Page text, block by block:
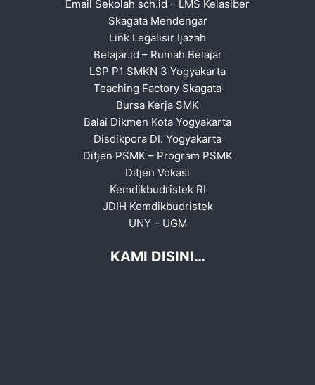
Email Sekolah sch.id – LMS Kelasiber
Skagata Mendengar
Link Legalisir Ijazah
Belajar.id – Rumah Belajar
LSP P1 SMKN 3 Yogyakarta
Teaching Factory Skagata
Bursa Kerja SMK
Balai Dikmen Kota Yogyakarta
Disdikpora DI. Yogyakarta
Ditjen PSMK – Program PSMK
Ditjen Vokasi
Kemdikbudristek RI
JDIH Kemdikbudristek
UNY– UGM
KAMI DISINI…